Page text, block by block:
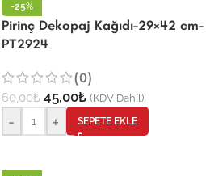
-25%
Pirinç Dekopaj Kağıdı-29×42 cm-
PT2924
(0)
60,00₺ 45,00₺ (KDV Dahil)
- + SEPETE EKLE